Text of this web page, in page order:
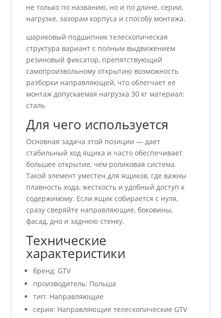
не только по названию, но и по длине, серии,
нагрузке, зазорам корпуса и способу монтажа.
шариковый подшипник телескопическая
структура вариант с полным выдвижением
резиновый фиксатор, препятствующий
самопроизвольному открытию возможность
разборки направляющей, что облегчает её
монтаж допускаемая нагрузка 30 кг материал:
сталь
Для чего используется
Основная задача этой позиции — дает
стабильный ход ящика и часто обеспечивает
большее открытие, чем роликовая система.
Такой элемент уместен для ящиков, где важны
плавность хода, жесткость и удобный доступ к
содержимому. Если ящик собирается с нуля,
сразу сверяйте направляющие, боковины,
фасад, дно и заднюю стенку.
Технические
характеристики
бренд: GTV
производитель: Польша
тип: Направляющие
серия: Направляющие телескопические GTV